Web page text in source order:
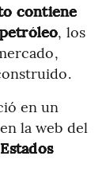
contiene
, los
en un
la web del